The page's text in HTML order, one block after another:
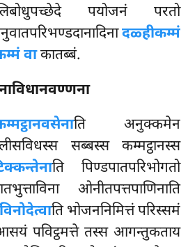
पयोजनं परतो
दळ्हीकम्मं
वाकातब्बं.
ति अनुक्कमेन
सब्बस्स कम्मट्ठानस्स
ति पिण्डपातपरिभोगतो
ओनीतपत्तपाणिनाति
ति भोजननिमित्तं परिस्समं
पविट्ठमत्ते तस्स आगन्तुकताय